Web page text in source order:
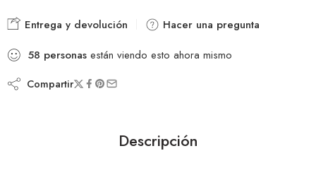
Entrega y devolución
Hacer una pregunta
58 personas están viendo esto ahora mismo
Compartir
Descripción